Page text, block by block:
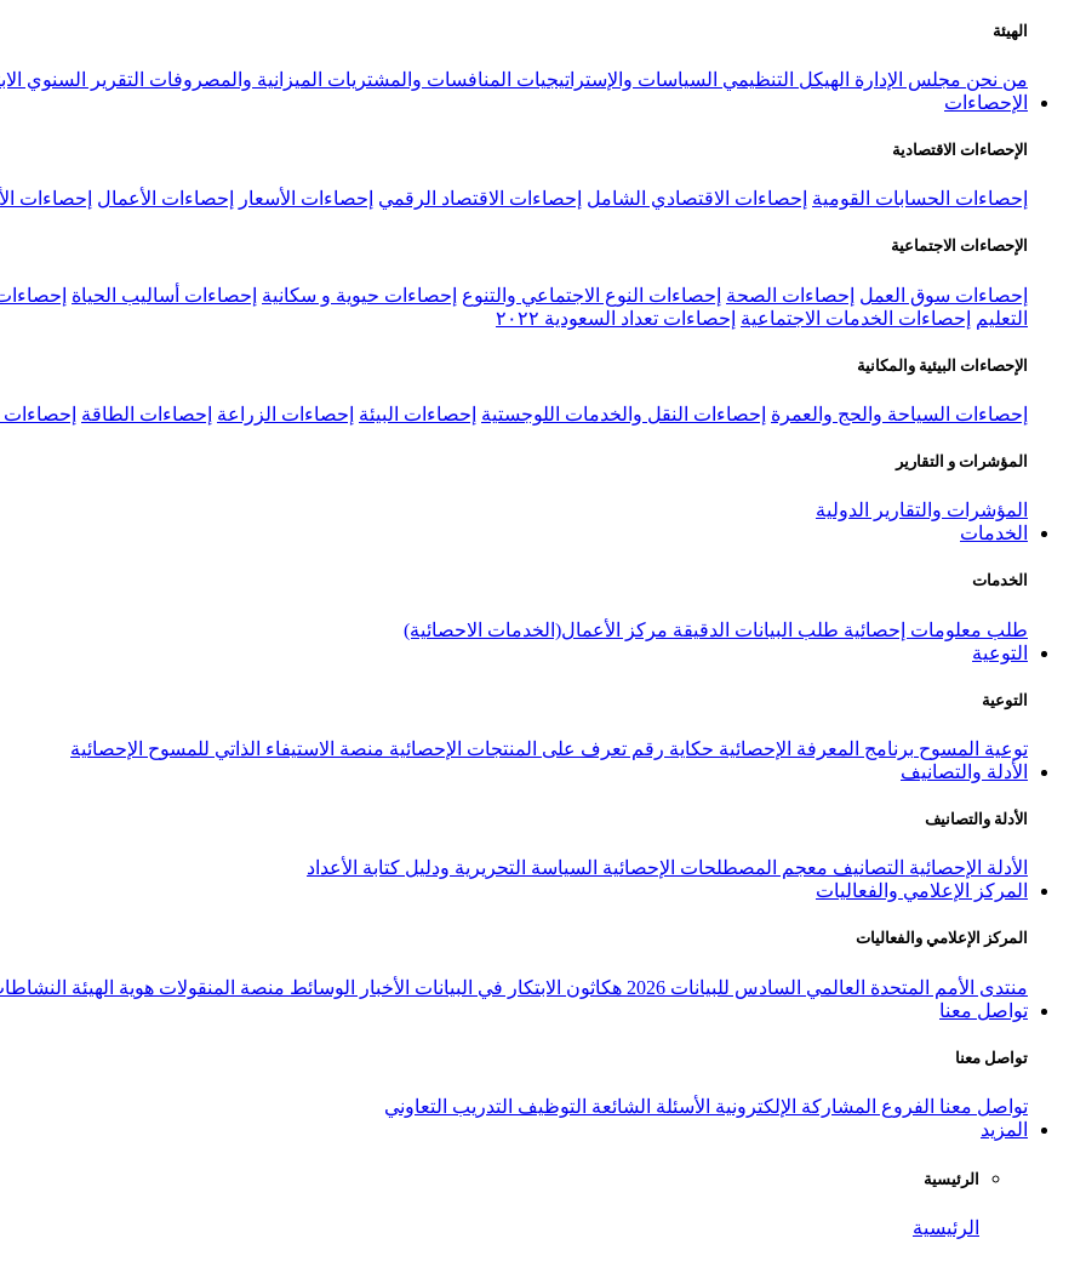
الهيئة
من نحن مجلس الإدارة الهيكل التنظيمي السياسات والإستراتيجيات المنافسات والمشتريات الميزانية والمصروفات التقرير السنوي
الإحصاءات
الإحصاءات الاقتصادية
إحصاءات الحسابات القومية إحصاءات الاقتصادي الشامل إحصاءات الاقتصاد الرقمي إحصاءات الأسعار إحصاءات الأعمال إحصاءات
الإحصاءات الاجتماعية
إحصاءات سوق العمل إحصاءات الصحة إحصاءات النوع الاجتماعي والتنوع إحصاءات حيوية و سكانية إحصاءات أساليب الحياة
التعليم
إحصاءات الخدمات الاجتماعية إحصاءات تعداد السعودية ٢٠٢٢
الإحصاءات البيئية والمكانية
إحصاءات السياحة والحج والعمرة إحصاءات النقل والخدمات اللوجستية إحصاءات البيئة إحصاءات الزراعة إحصاءات الطاقة إحصاءات
المؤشرات و التقارير
المؤشرات والتقارير الدولية
الخدمات
الخدمات
طلب معلومات إحصائية طلب البيانات الدقيقة مركز الأعمال(الخدمات الاحصائية)
التوعية
التوعية
توعية المسوح برنامج المعرفة الإحصائية حكاية رقم تعرف على المنتجات الإحصائية منصة الاستيفاء الذاتي للمسوح الإحصائية
الأدلة والتصانيف
الأدلة والتصانيف
الأدلة الإحصائية التصانيف معجم المصطلحات الإحصائية السياسة التحريرية ودليل كتابة الأعداد
المركز الإعلامي والفعاليات
المركز الإعلامي والفعاليات
منتدى الأمم المتحدة العالمي السادس للبيانات 2026 هكاثون الابتكار في البيانات الأخبار الوسائط منصة المنقولات هوية الهيئة
تواصل معنا
تواصل معنا
تواصل معنا الفروع المشاركة الإلكترونية الأسئلة الشائعة التوظيف التدريب التعاوني
المزيد
الرئيسية
الرئيسية